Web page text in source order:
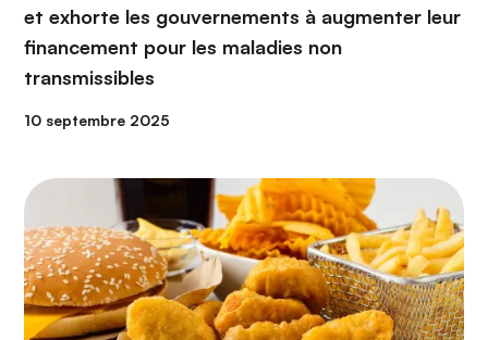
et exhorte les gouvernements à augmenter leur
financement pour les maladies non
transmissibles
10 septembre 2025